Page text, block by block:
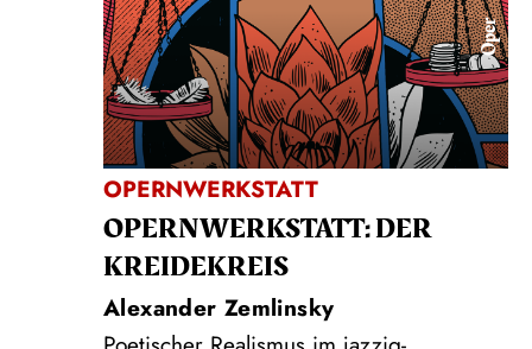
Oper
OPERNWERKSTATT
OPERNWERKSTATT: DER
KREIDEKREIS
Alexander Zemlinsky